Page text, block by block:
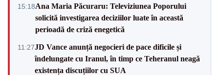
15:18Ana Maria Păcuraru: Televiziunea Poporului
solicită investigarea deciziilor luate în această
perioadă de criză enegetică
11:27JD Vance anunță negocieri de pace dificile și
îndelungate cu Iranul, în timp ce Teheranul neagă
existența discuțiilor cu SUA